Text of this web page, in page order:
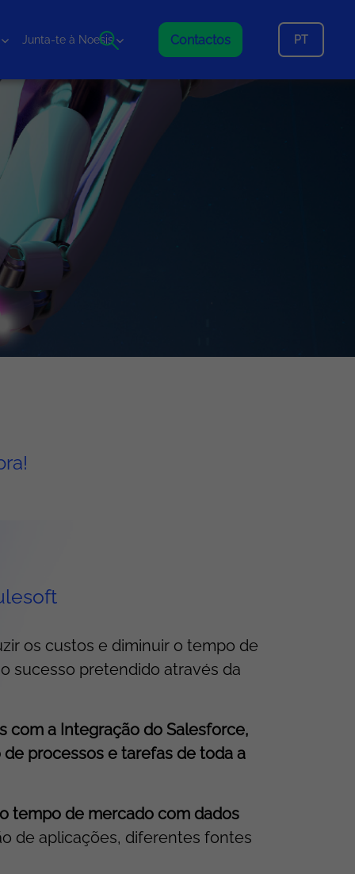
Junta-te à Noesis Contactos PT
os custos e diminuir o tempo de
sucesso pretendido através da
a Integração do Salesforce,
processos e tarefas de toda a
tempo de mercado com dados
de aplicações, diferentes fontes